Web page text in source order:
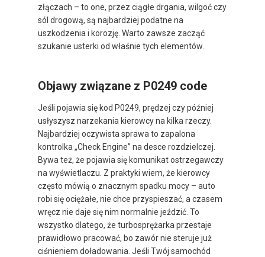
złączach – to one, przez ciągłe drgania, wilgoć czy
sól drogową, są najbardziej podatne na
uszkodzenia i korozję. Warto zawsze zacząć
szukanie usterki od właśnie tych elementów.
Objawy związane z P0249 code
Jeśli pojawia się kod P0249, prędzej czy później
usłyszysz narzekania kierowcy na kilka rzeczy.
Najbardziej oczywista sprawa to zapalona
kontrolka „Check Engine” na desce rozdzielczej.
Bywa też, że pojawia się komunikat ostrzegawczy
na wyświetlaczu. Z praktyki wiem, że kierowcy
często mówią o znacznym spadku mocy – auto
robi się ociężałe, nie chce przyspieszać, a czasem
wręcz nie daje się nim normalnie jeździć. To
wszystko dlatego, że turbosprężarka przestaje
prawidłowo pracować, bo zawór nie steruje już
ciśnieniem doładowania. Jeśli Twój samochód